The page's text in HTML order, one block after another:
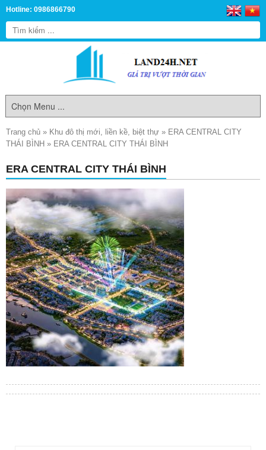
Hotline: 0986866790
Trang chủ » Khu đô thị mới, liền kề, biệt thự » ERA CENTRAL CITY
THÁI BÌNH » ERA CENTRAL CITY THÁI BÌNH
ERA CENTRAL CITY THÁI BÌNH